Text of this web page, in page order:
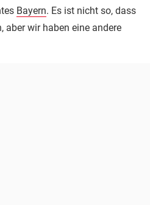
Bayern. Es ist nicht so, dass
aber wir haben eine andere